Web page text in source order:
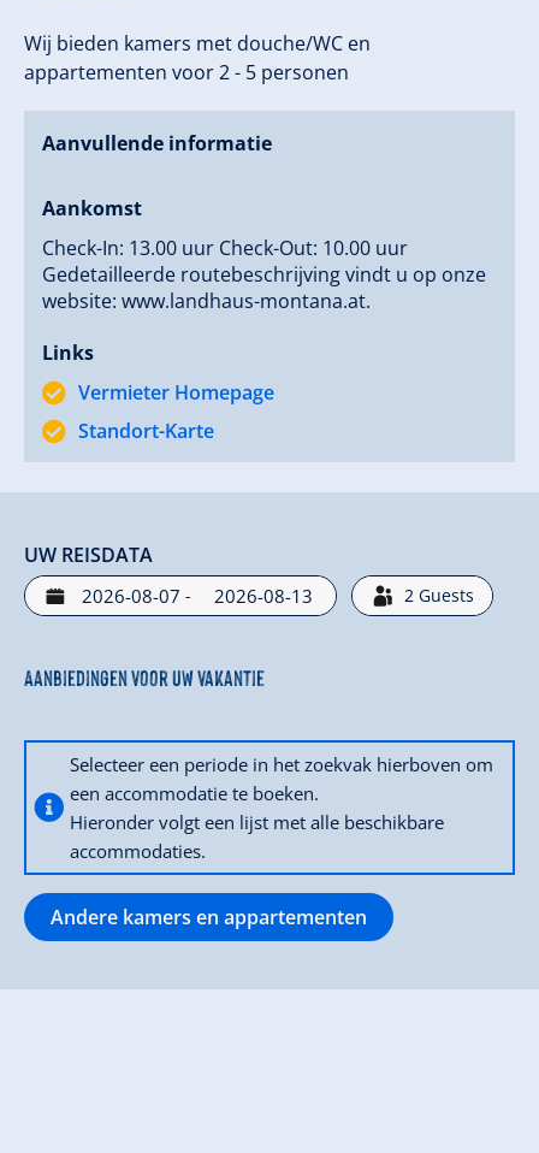
Wij bieden kamers met douche/WC en
appartementen voor 2 - 5 personen
Aanvullende informatie
Aankomst
Check-In: 13.00 uur Check-Out: 10.00 uur
Gedetailleerde routebeschrijving vindt u op onze
website: www.landhaus-montana.at.
Links
Vermieter Homepage
Standort-Karte
UW REISDATA
- 2 Guests
Aanbiedingen voor uw vakantie
Selecteer een periode in het zoekvak hierboven om
een accommodatie te boeken.
Hieronder volgt een lijst met alle beschikbare
accommodaties.
Andere kamers en appartementen